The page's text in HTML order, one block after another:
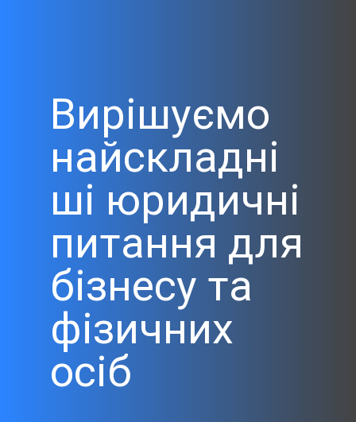
Вирішуємо
найскладні
ші юридичні
питання для
бізнесу та
фізичних
осіб